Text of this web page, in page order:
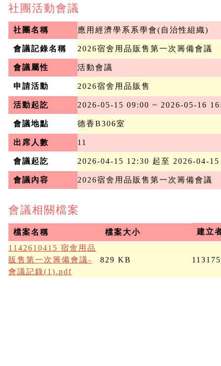
社團活動會議
社團名稱 應用經濟學系系學會(自治性組織)
會議記錄名稱 2026宿舍用品販售第一次籌備會議
會議屬性 活動會議
申請活動 2026宿舍用品販售
活動起訖 2026-05-15 09:00 ~ 2026-05-16
會議地點 德香B306室
出席人數 11
會議起訖 2026-04-15 12:30 起至 2026-04-
會議內容 2026宿舍用品販售第一次籌備會議
會議相關檔案
檔案名稱 檔案大小
建立
1142610415 宿舍用品
販售第一次籌備會議-
會議記錄(1).pdf
829 KB